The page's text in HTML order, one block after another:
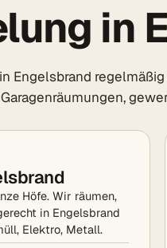
in
Engelsbrand
Höfe. Wir räumen,
in Engelsbrand
Elektro, Metall.